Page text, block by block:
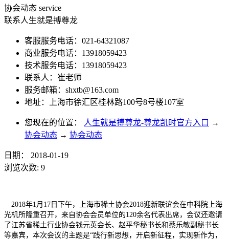
协会动态 service
联系人生就是搏尊龙
客服服务电话：021-64321087
商业服务电话：13918059423
技术服务电话：13918059423
联系人：崔老师
服务邮箱： shxtb@163.com
地址：上海市徐汇区桂林路100号8号楼107室
您现在的位置： 人生就是搏尊龙-尊龙凯时官方入口 →
协会动态 → 协会动态
日期：
2018-01-19
浏览次数: 9
2018年1月17日下午，上海市稀土协会2018迎新联谊会在中科院上海
光机所隆重召开，来自协会会员单位的120余名代表出席，会议还邀请
了江苏省稀土行业协会钱元英会长、赵平华秘书长和蔡乐敏副秘书长
等嘉宾，本次会议的主题是“践行新思想，开启新征程，实现新作为，